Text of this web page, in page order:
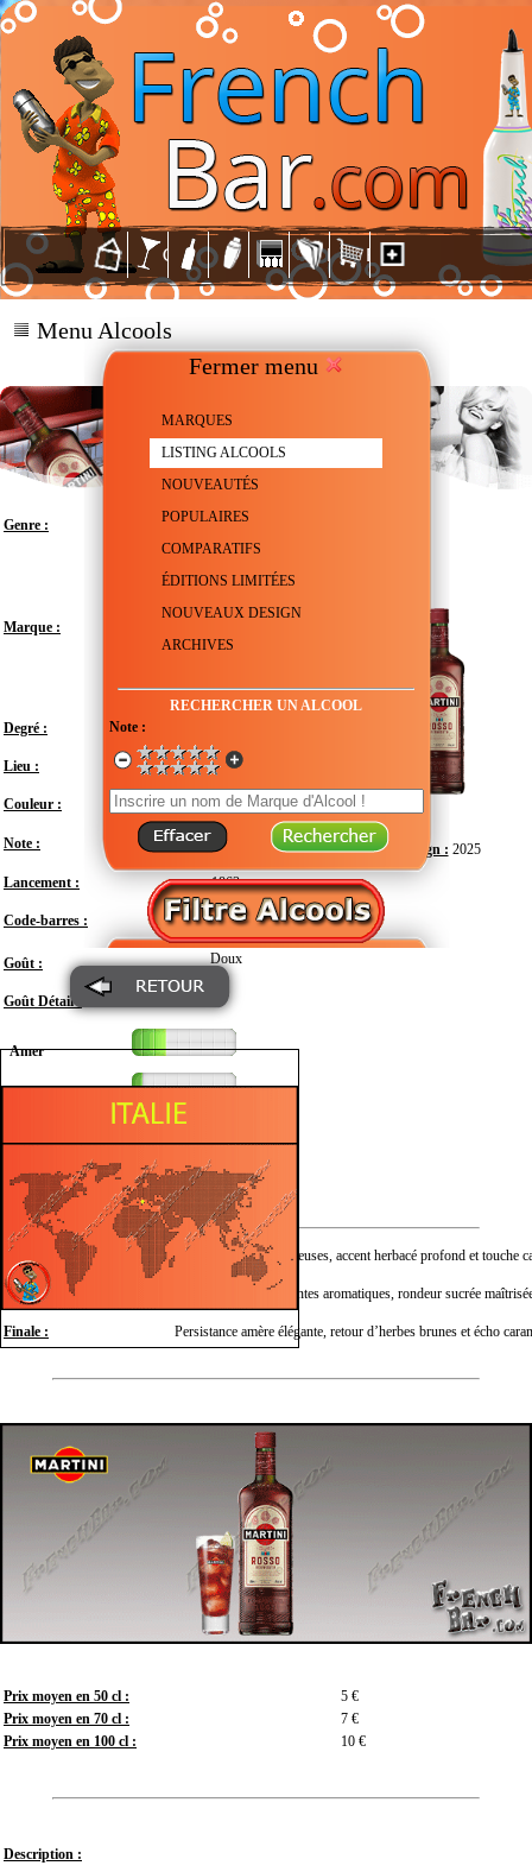
Fermer menu
MARQUES
LISTING ALCOOLS
NOUVEAUTÉS
POPULAIRES
COMPARATIFS
ÉDITIONS LIMITÉES
NOUVEAUX DESIGN
ARCHIVES
RECHERCHER UN ALCOOL
Note :
Menu Alcools
Design : 2025
Genre : Vermouth
Marque :
Degré :
Lieu : Italie - Piémont - Turin
Couleur :
Note :
Lancement : 1863
Code-barres : 7630040408493
Goût : Doux
Goût Détail :
Amer
Herbacé
Sucré
Nez : Épices douces chaleureuses, accent herbacé profond et touche
Bouche : Attaque ample sur plantes aromatiques, rondeur sucrée
Finale : Persistance amère élégante, retour d’herbes brunes et écho
Prix moyen en 50 cl :
5 €
Prix moyen en 70 cl :
7 €
Prix moyen en 100 cl :
10 €
Description :